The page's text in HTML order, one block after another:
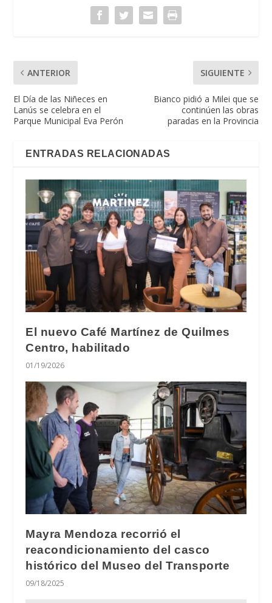
ANTERIOR
El Día de las Niñeces en
Lanús se celebra en el
Parque Municipal Eva Perón
SIGUIENTE
Bianco pidió a Milei que se
continúen las obras
paradas en la Provincia
ENTRADAS RELACIONADAS
El nuevo Café Martínez de Quilmes
Centro, habilitado
01/19/2026
Mayra Mendoza recorrió el
reacondicionamiento del casco
histórico del Museo del Transporte
09/18/2025